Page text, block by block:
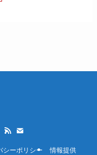
シーポリシー
情報提供